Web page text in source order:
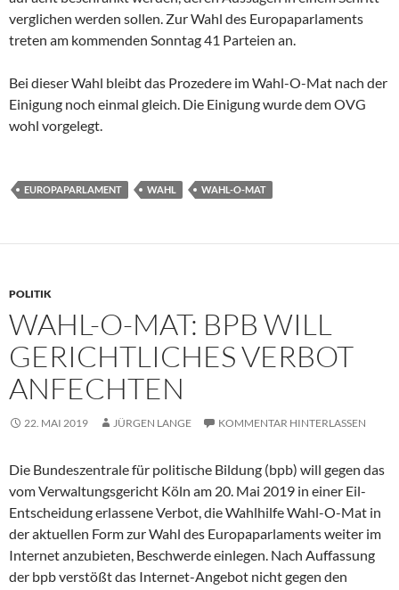
verglichen werden sollen. Zur Wahl des Europaparlaments
treten am kommenden Sonntag 41 Parteien an.
Bei dieser Wahl bleibt das Prozedere im Wahl-O-Mat nach der
Einigung noch einmal gleich. Die Einigung wurde dem OVG
wohl vorgelegt.
EUROPAPARLAMENT WAHL WAHL-O-MAT
POLITIK
WAHL-O-MAT: BPB WILL
GERICHTLICHES VERBOT
ANFECHTEN
22. MAI 2019 JÜRGEN LANGE KOMMENTAR HINTERLASSEN
Die Bundeszentrale für politische Bildung (bpb) will gegen das
vom Verwaltungsgericht Köln am 20. Mai 2019 in einer Eil-
Entscheidung erlassene Verbot, die Wahlhilfe Wahl-O-Mat in
der aktuellen Form zur Wahl des Europaparlaments weiter im
Internet anzubieten, Beschwerde einlegen. Nach Auffassung
der bpb verstößt das Internet-Angebot nicht gegen den